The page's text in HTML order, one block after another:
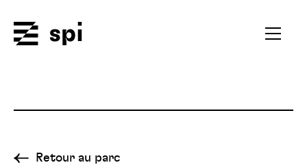
Ouvrir
Retour au parc